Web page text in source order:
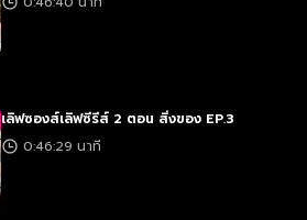
เลิฟซองส์เลิฟซีรีส์ 2 ตอน สิ่งของ EP.3
0:46:29 นาที